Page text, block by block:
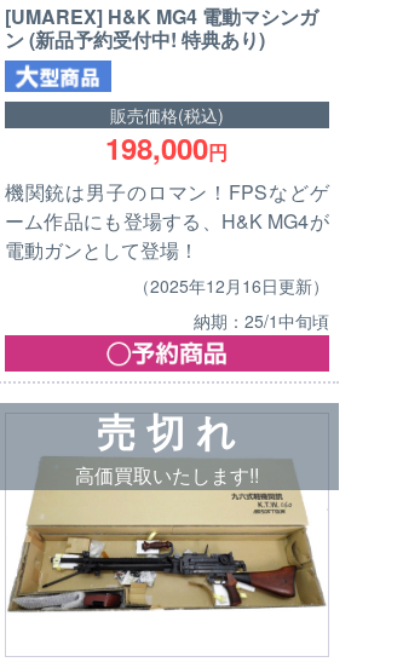
[UMAREX] H&K MG4 電動マシンガ
ン (新品予約受付中! 特典あり)
販売価格(税込)
198,000円
機関銃は男子のロマン！FPSなどゲ
ーム作品にも登場する、H&K MG4が
電動ガンとして登場！
（2025年12月16日更新）
納期：25/1中旬頃
売 切 れ
高価買取いたします!!